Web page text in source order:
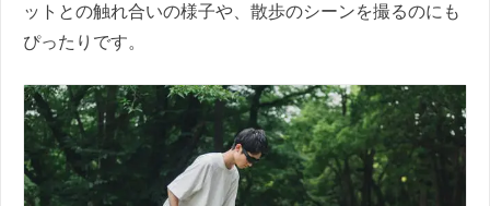
ットとの触れ合いの様子や、散歩のシーンを撮るのにも
ぴったりです。